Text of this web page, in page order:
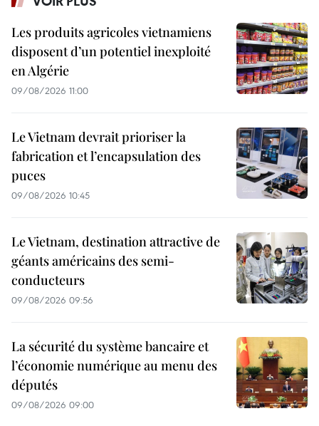
Les produits agricoles vietnamiens
disposent d’un potentiel inexploité
en Algérie
09/08/2026 11:00
Le Vietnam devrait prioriser la
fabrication et l’encapsulation des
puces
09/08/2026 10:45
Le Vietnam, destination attractive de
géants américains des semi-
conducteurs
09/08/2026 09:56
La sécurité du système bancaire et
l’économie numérique au menu des
députés
09/08/2026 09:00